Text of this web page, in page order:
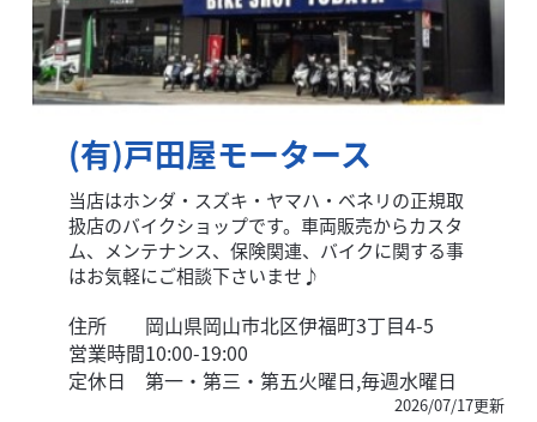
(有)戸田屋モータース
当店はホンダ・スズキ・ヤマハ・ベネリの正規取
扱店のバイクショップです。車両販売からカスタ
ム、メンテナンス、保険関連、バイクに関する事
はお気軽にご相談下さいませ♪
住所
岡山県岡山市北区伊福町3丁目4-5
営業時間10:00-19:00
定休日
第一・第三・第五火曜日,毎週水曜日
2026/07/17更新